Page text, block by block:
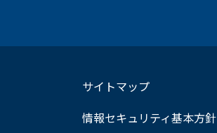
サイトマップ
情報セキュリティ基本方針